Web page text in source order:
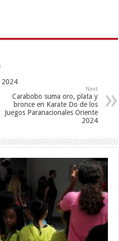
2024
Next
Carabobo suma oro, plata y
bronce en Karate Do de los
Juegos Paranacionales Oriente
2024